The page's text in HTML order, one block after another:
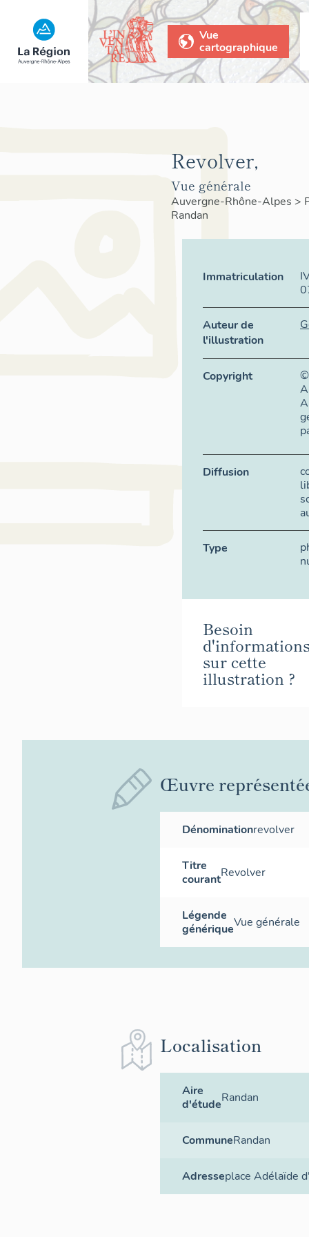
Vue
cartographique
Revolver,
Vue générale
Auvergne-Rhône-Alpes >
Randan
Immatriculation
Auteur de
l'illustration
Copyright
Diffusion
Type
Besoin
sur cette
illustration ?
Œuvre
Dénominationrevolver
Titre
courantRevolver
Légende
génériqueVue générale
Localisation
Aire
d'étudeRandan
CommuneRandan
Adresseplace Adélaïde